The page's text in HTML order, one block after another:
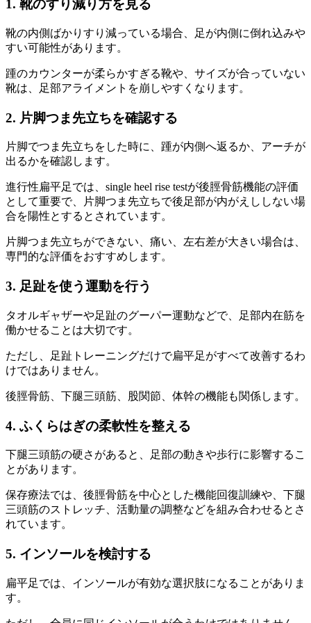
1. 靴のすり減り方を見る
靴の内側ばかりすり減っている場合、足が内側に倒れ込みや
すい可能性があります。
踵のカウンターが柔らかすぎる靴や、サイズが合っていない
靴は、足部アライメントを崩しやすくなります。
2. 片脚つま先立ちを確認する
片脚でつま先立ちをした時に、踵が内側へ返るか、アーチが
出るかを確認します。
進行性扁平足では、single heel rise testが後脛骨筋機能の評価
として重要で、片脚つま先立ちで後足部が内がえししない場
合を陽性とするとされています。
片脚つま先立ちができない、痛い、左右差が大きい場合は、
専門的な評価をおすすめします。
3. 足趾を使う運動を行う
タオルギャザーや足趾のグーパー運動などで、足部内在筋を
働かせることは大切です。
ただし、足趾トレーニングだけで扁平足がすべて改善するわ
けではありません。
後脛骨筋、下腿三頭筋、股関節、体幹の機能も関係します。
4. ふくらはぎの柔軟性を整える
下腿三頭筋の硬さがあると、足部の動きや歩行に影響するこ
とがあります。
保存療法では、後脛骨筋を中心とした機能回復訓練や、下腿
三頭筋のストレッチ、活動量の調整などを組み合わせるとさ
れています。
5. インソールを検討する
扁平足では、インソールが有効な選択肢になることがありま
す。